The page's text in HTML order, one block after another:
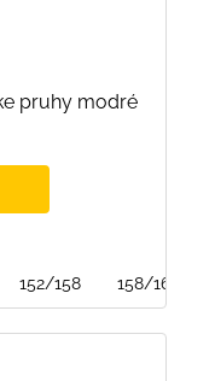
pruhy modré
152/158 158/164